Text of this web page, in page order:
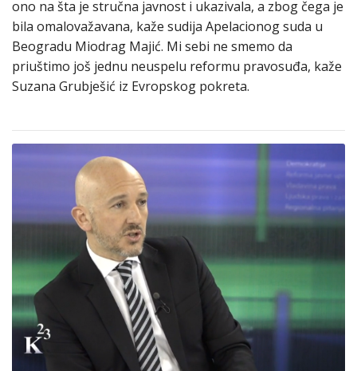
ono na šta je stručna javnost i ukazivala, a zbog čega je
bila omalovažavana, kaže sudija Apelacionog suda u
Beogradu Miodrag Majić. Mi sebi ne smemo da
priuštimo još jednu neuspelu reformu pravosuđa, kaže
Suzana Grubješić iz Evropskog pokreta.